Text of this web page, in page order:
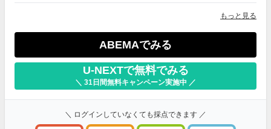
もっと見る
ABEMAでみる
U-NEXTで無料でみる
＼ 31日間無料キャンペーン実施中 ／
＼ ログインしていなくても採点できます ／